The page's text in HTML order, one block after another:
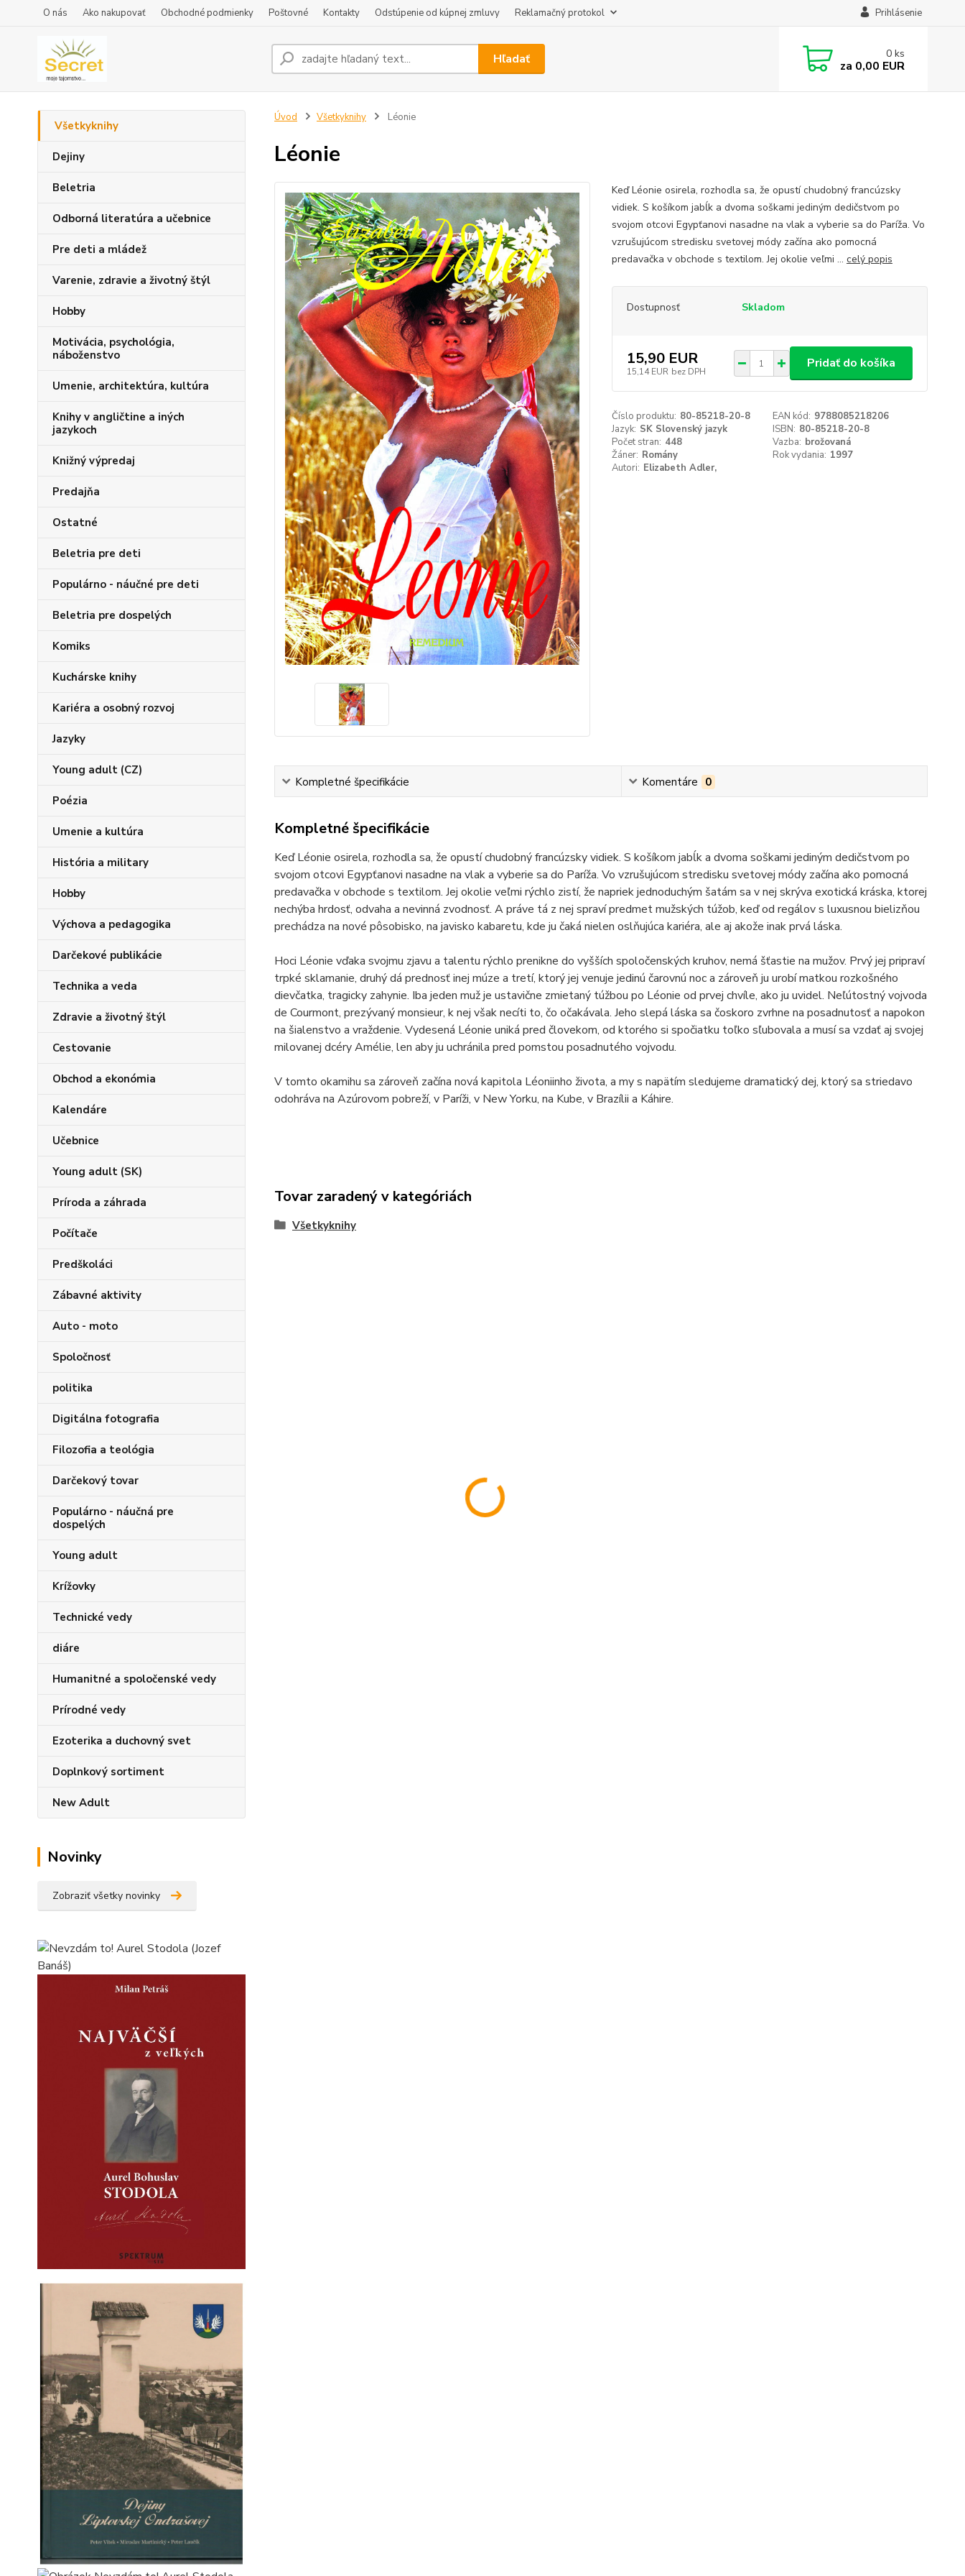
O nás Ako nakupovať Obchodné podmienky Poštovné Kontakty Odstúpenie od kúpnej zmluvy Reklamačný protokol Prihlásenie
Hľadať 0 ks
za 0,00 EUR
Všetkyknihy
Dejiny
Beletria
Odborná literatúra a učebnice
Pre deti a mládež
Varenie, zdravie a životný štýl
Hobby
Motivácia, psychológia,
náboženstvo
Umenie, architektúra, kultúra
Knihy v angličtine a iných
jazykoch
Knižný výpredaj
Predajňa
Ostatné
Beletria pre deti
Populárno - náučné pre deti
Beletria pre dospelých
Komiks
Kuchárske knihy
Kariéra a osobný rozvoj
Jazyky
Young adult (CZ)
Poézia
Umenie a kultúra
História a military
Hobby
Výchova a pedagogika
Darčekové publikácie
Technika a veda
Zdravie a životný štýl
Cestovanie
Obchod a ekonómia
Kalendáre
Učebnice
Young adult (SK)
Príroda a záhrada
Počítače
Predškoláci
Zábavné aktivity
Auto - moto
Spoločnosť
politika
Digitálna fotografia
Filozofia a teológia
Darčekový tovar
Populárno - náučná pre
dospelých
Young adult
Krížovky
Technické vedy
diáre
Humanitné a spoločenské vedy
Prírodné vedy
Ezoterika a duchovný svet
Doplnkový sortiment
New Adult
Novinky
Zobraziť všetky novinky
Úvod Všetkyknihy Léonie
Léonie
Keď Léonie osirela, rozhodla sa, že opustí chudobný francúzsky
vidiek. S košíkom jabĺk a dvoma soškami jediným dedičstvom po
svojom otcovi Egypťanovi nasadne na vlak a vyberie sa do Paríža. Vo
vzrušujúcom stredisku svetovej módy začína ako pomocná
predavačka v obchode s textilom. Jej okolie veľmi ... celý popis
Dostupnosť Skladom
15,90 EUR
15,14 EUR bez DPH
Pridať do košíka
Číslo produktu: 80-85218-20-8 EAN kód: 9788085218206
Jazyk: SK Slovenský jazyk ISBN: 80-85218-20-8
Počet stran: 448 Vazba: brožovaná
Žáner: Romány Rok vydania: 1997
Autori: Elizabeth Adler,
Kompletné špecifikácie Komentáre 0
Kompletné špecifikácie
Keď Léonie osirela, rozhodla sa, že opustí chudobný francúzsky vidiek. S košíkom jabĺk a dvoma soškami jediným dedičstvom po
svojom otcovi Egypťanovi nasadne na vlak a vyberie sa do Paríža. Vo vzrušujúcom stredisku svetovej módy začína ako pomocná
predavačka v obchode s textilom. Jej okolie veľmi rýchlo zistí, že napriek jednoduchým šatám sa v nej skrýva exotická kráska, ktorej
nechýba hrdosť, odvaha a nevinná zvodnosť. A práve tá z nej spraví predmet mužských túžob, keď od regálov s luxusnou bielizňou
prechádza na nové pôsobisko, na javisko kabaretu, kde ju čaká nielen oslňujúca kariéra, ale aj akože inak prvá láska.
Hoci Léonie vďaka svojmu zjavu a talentu rýchlo prenikne do vyšších spoločenských kruhov, nemá šťastie na mužov. Prvý jej pripraví
trpké sklamanie, druhý dá prednosť inej múze a tretí, ktorý jej venuje jedinú čarovnú noc a zároveň ju urobí matkou rozkošného
dievčatka, tragicky zahynie. Iba jeden muž je ustavične zmietaný túžbou po Léonie od prvej chvíle, ako ju uvidel. Neľútostný vojvoda
de Courmont, prezývaný monsieur, k nej však necíti to, čo očakávala. Jeho slepá láska sa čoskoro zvrhne na posadnutosť a napokon
na šialenstvo a vraždenie. Vydesená Léonie uniká pred človekom, od ktorého si spočiatku toľko sľubovala a musí sa vzdať aj svojej
milovanej dcéry Amélie, len aby ju uchránila pred pomstou posadnutého vojvodu.
V tomto okamihu sa zároveň začína nová kapitola Léoniinho života, a my s napätím sledujeme dramatický dej, ktorý sa striedavo
odohráva na Azúrovom pobreží, v Paríži, v New Yorku, na Kube, v Brazílii a Káhire.
Tovar zaradený v kategóriách
Všetkyknihy